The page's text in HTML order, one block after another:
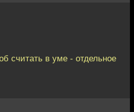
считать в уме - отдельное